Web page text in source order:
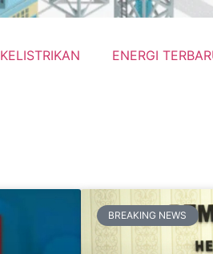
KELISTRIKAN ENERGI
BREAKING NEWS